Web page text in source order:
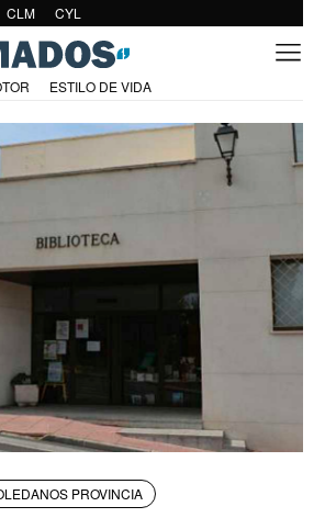
CLM CYL
ESTILO DE VIDA
PROVINCIA